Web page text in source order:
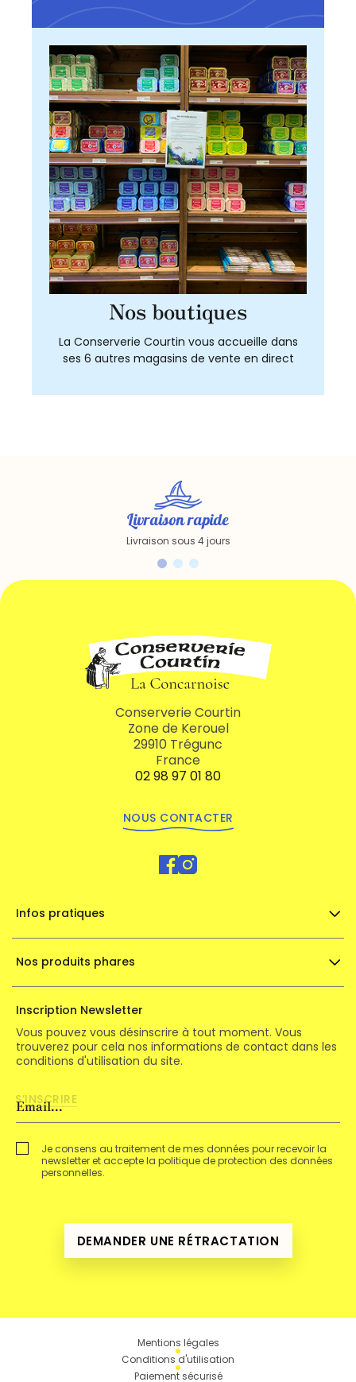
Nos boutiques
La Conserverie Courtin vous accueille dans
ses 6 autres magasins de vente en direct
Livraison rapide
Livraison sous 4 jours
Conserverie Courtin
Zone de Kerouel
29910 Trégunc
France
02 98 97 01 80
NOUS CONTACTER
Infos pratiques
Nos produits phares
Inscription Newsletter
Vous pouvez vous désinscrire à tout moment. Vous
trouverez pour cela nos informations de contact dans les
conditions d'utilisation du site.
Je consens au traitement de mes données pour recevoir la
newsletter et accepte la politique de protection des données
personnelles.
DEMANDER UNE RÉTRACTATION
Mentions légales
Conditions d'utilisation
Paiement sécurisé